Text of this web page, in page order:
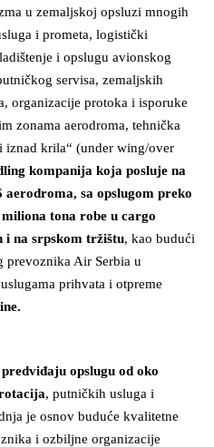
u zemaljskoj opsluzi mnogih
i prometa, logistički
i opslugu avionskog
servisa, zemaljskih
organizacije protoka i isporuke
zonama aerodroma, tehnička
iznad krila“ (under wing/over
kompanija koja posluje na
sa opslugom preko
tona robe u cargo
i na srpskom tržištu, kao budući
prevoznika Air Serbia u
prihvata i otpreme
opslugu od oko
, putničkih usluga i
je osnov buduće kvalitetne
i ozbiljne organizacije